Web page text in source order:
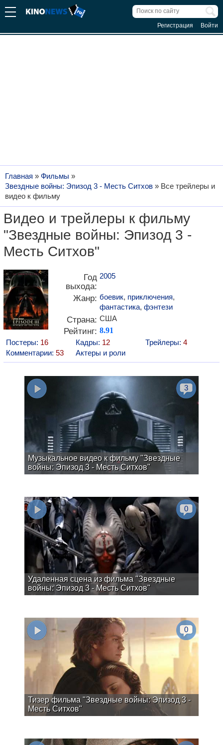
Регистрация Войти
Главная » Фильмы »
Звездные войны: Эпизод 3 - Месть Ситхов » Все трейлеры и
видео к фильму
Видео и трейлеры к фильму
"Звездные войны: Эпизод 3 -
Месть Ситхов"
Год
выхода:
2005
Жанр: боевик, приключения,
фантастика, фэнтези
Страна: США
Рейтинг: 8.91
Постеры: 16 Кадры: 12 Трейлеры: 4
Комментарии: 53 Актеры и роли
Музыкальное видео к фильму "Звездные
войны: Эпизод 3 - Месть Ситхов"
3
Удаленная сцена из фильма "Звездные
войны: Эпизод 3 - Месть Ситхов"
0
Тизер фильма "Звездные войны: Эпизод 3 -
Месть Ситхов"
0